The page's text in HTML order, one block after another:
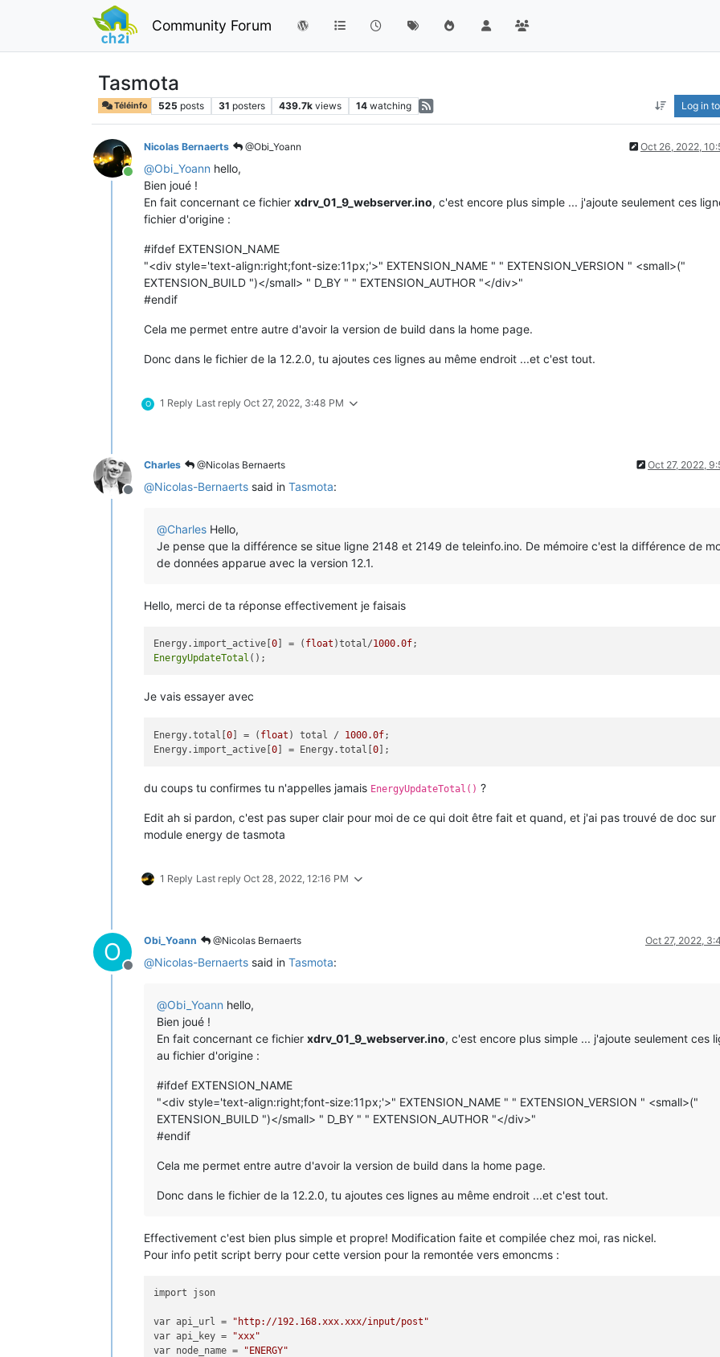
Community Forum
Tasmota
Téléinfo 525 posts 31 posters 439.7k views 14 watching Log in
Online
Nicolas Bernaerts @Obi_Yoann Oct 26, 2022,
@Obi_Yoann hello,
Bien joué !
En fait concernant ce fichier xdrv_01_9_webserver.ino, c'est encore plus simple ... j'ajoute seulement ces
fichier d'origine :
#ifdef EXTENSION_NAME
"<div style='text-align:right;font-size:11px;'>" EXTENSION_NAME " " EXTENSION_VERSION " <small>("
EXTENSION_BUILD ")</small> " D_BY " " EXTENSION_AUTHOR "</div>"
#endif
Cela me permet entre autre d'avoir la version de build dans la home page.
Donc dans le fichier de la 12.2.0, tu ajoutes ces lignes au même endroit ...et c'est tout.
O 1 Reply Last reply Oct 27, 2022, 3:48 PM
Offline
Charles @Nicolas Bernaerts Oct 27, 2022,
@Nicolas-Bernaerts said in Tasmota:
@Charles Hello,
Je pense que la différence se situe ligne 2148 et 2149 de teleinfo.ino. De mémoire c'est la différence de
de données apparue avec la version 12.1.
Hello, merci de ta réponse effectivement je faisais
Energy.import_active[0 ] = ( float )total/1000.0f
EnergyUpdateTotal
Je vais essayer avec
Energy.total[0] = ( float ) total / 1000.0f;
Energy.import_active[0] = Energy.total[0
du coups tu confirmes tu n'appelles jamais EnergyUpdateTotal() ?
Edit ah si pardon, c'est pas super clair pour moi de ce qui doit être fait et quand, et j'ai pas trouvé de doc sur
module energy de tasmota
1 Reply Last reply Oct 28, 2022, 12:16 PM
O
Offline
Obi_Yoann @Nicolas Bernaerts Oct 27, 2022,
@Nicolas-Bernaerts said in Tasmota:
@Obi_Yoann hello,
Bien joué !
En fait concernant ce fichier xdrv_01_9_webserver.ino, c'est encore plus simple ... j'ajoute seulement ces
au fichier d'origine :
#ifdef EXTENSION_NAME
"<div style='text-align:right;font-size:11px;'>" EXTENSION_NAME " " EXTENSION_VERSION " <small>("
EXTENSION_BUILD ")</small> " D_BY " " EXTENSION_AUTHOR "</div>"
#endif
Cela me permet entre autre d'avoir la version de build dans la home page.
Donc dans le fichier de la 12.2.0, tu ajoutes ces lignes au même endroit ...et c'est tout.
Effectivement c'est bien plus simple et propre! Modification faite et compilée chez moi, ras nickel.
Pour info petit script berry pour cette version pour la remontée vers emoncms :
import json
var api_url =
"http://192.168.xxx.xxx/input/post"
var api_key =
"xxx"
var node_name =
"ENERGY"